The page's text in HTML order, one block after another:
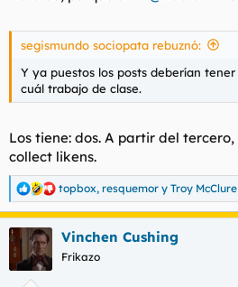
segismundo sociopata rebuznó:
Y ya puestos los posts deberían
cuál trabajo de clase.
Los tiene: dos. A partir del
collect likens.
R
e
a
c
c
i
topbox, resquemor y Troy McClure
Vinchen Cushing
Frikazo